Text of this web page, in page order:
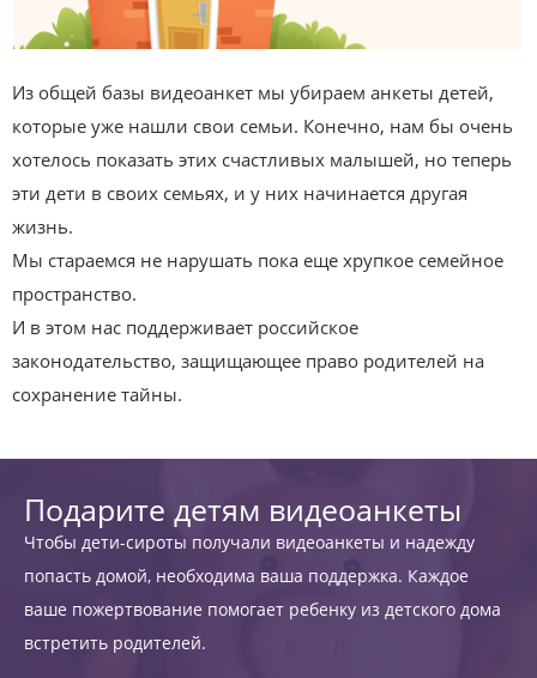
Из общей базы видеоанкет мы убираем анкеты детей,
которые уже нашли свои семьи. Конечно, нам бы очень
хотелось показать этих счастливых малышей, но теперь
эти дети в своих семьях, и у них начинается другая
жизнь.
Мы стараемся не нарушать пока еще хрупкое семейное
пространство.
И в этом нас поддерживает российское
законодательство, защищающее право родителей на
сохранение тайны.
Подарите детям видеоанкеты
Чтобы дети-сироты получали видеоанкеты и надежду
попасть домой, необходима ваша поддержка. Каждое
ваше пожертвование помогает ребенку из детского дома
встретить родителей.